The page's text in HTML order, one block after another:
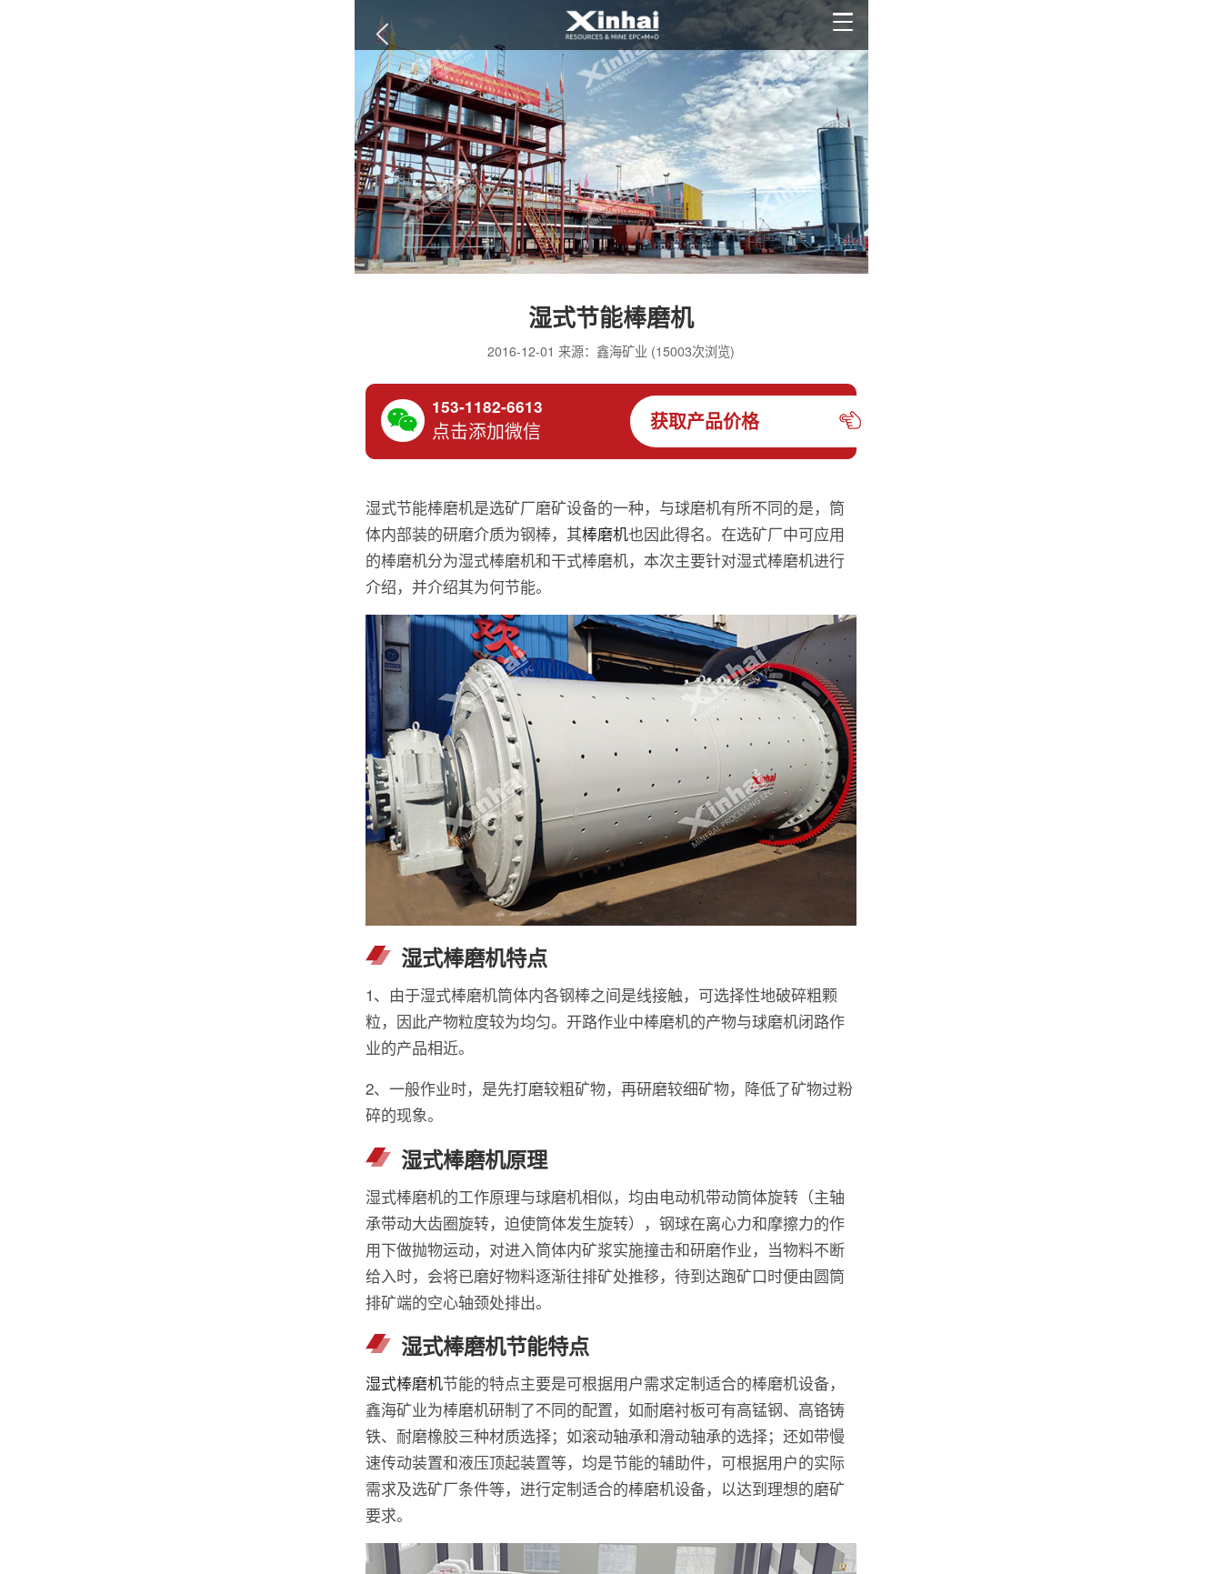
湿式节能棒磨机
2016-12-01 来源：鑫海矿业 (15003次浏览)
153-1182-6613
点击添加微信 获取产品价格
湿式节能棒磨机是选矿厂磨矿设备的一种，与球磨机有所不同的是，筒
体内部装的研磨介质为钢棒，其棒磨机也因此得名。在选矿厂中可应用
的棒磨机分为湿式棒磨机和干式棒磨机，本次主要针对湿式棒磨机进行
介绍，并介绍其为何节能。
湿式棒磨机特点
1、由于湿式棒磨机筒体内各钢棒之间是线接触，可选择性地破碎粗颗
粒，因此产物粒度较为均匀。开路作业中棒磨机的产物与球磨机闭路作
业的产品相近。
2、一般作业时，是先打磨较粗矿物，再研磨较细矿物，降低了矿物过粉
碎的现象。
湿式棒磨机原理
湿式棒磨机的工作原理与球磨机相似，均由电动机带动筒体旋转（主轴
承带动大齿圈旋转，迫使筒体发生旋转），钢球在离心力和摩擦力的作
用下做抛物运动，对进入筒体内矿浆实施撞击和研磨作业，当物料不断
给入时，会将已磨好物料逐渐往排矿处推移，待到达跑矿口时便由圆筒
排矿端的空心轴颈处排出。
湿式棒磨机节能特点
湿式棒磨机节能的特点主要是可根据用户需求定制适合的棒磨机设备，
鑫海矿业为棒磨机研制了不同的配置，如耐磨衬板可有高锰钢、高铬铸
铁、耐磨橡胶三种材质选择；如滚动轴承和滑动轴承的选择；还如带慢
速传动装置和液压顶起装置等，均是节能的辅助件，可根据用户的实际
需求及选矿厂条件等，进行定制适合的棒磨机设备，以达到理想的磨矿
要求。